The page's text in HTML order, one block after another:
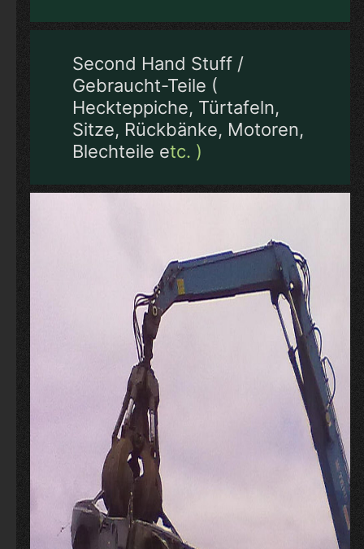
Second Hand Stuff /
Gebraucht-Teile (
Heckteppiche, Türtafeln,
Sitze, Rückbänke, Motoren,
Blechteile etc. )